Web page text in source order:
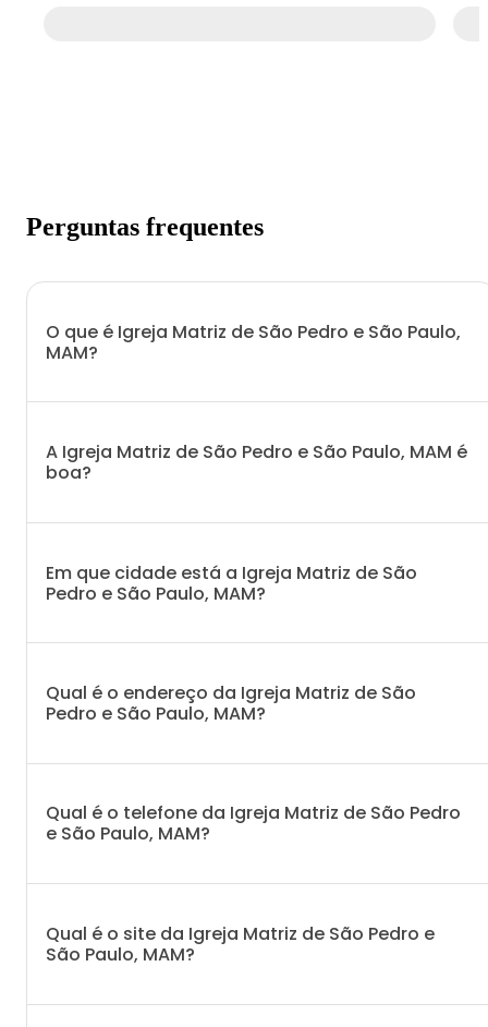
Perguntas frequentes
O que é Igreja Matriz de São Pedro e São Paulo,
MAM?
A Igreja Matriz de São Pedro e São Paulo, MAM é
boa?
Em que cidade está a Igreja Matriz de São
Pedro e São Paulo, MAM?
Qual é o endereço da Igreja Matriz de São
Pedro e São Paulo, MAM?
Qual é o telefone da Igreja Matriz de São Pedro
e São Paulo, MAM?
Qual é o site da Igreja Matriz de São Pedro e
São Paulo, MAM?